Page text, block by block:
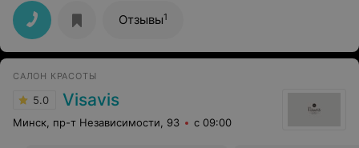
Отзывы1
САЛОН КРАСОТЫ
5.0 Visavis
Минск, пр-т Независимости, 93 с 09:00